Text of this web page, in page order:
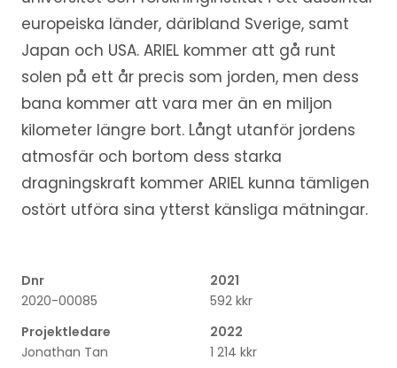
europeiska länder, däribland Sverige, samt
Japan och USA. ARIEL kommer att gå runt
solen på ett år precis som jorden, men dess
bana kommer att vara mer än en miljon
kilometer längre bort. Långt utanför jordens
atmosfär och bortom dess starka
dragningskraft kommer ARIEL kunna tämligen
ostört utföra sina ytterst känsliga mätningar.
Dnr
2020-00085
Projektledare
Jonathan Tan
2021
592 kkr
2022
1 214 kkr